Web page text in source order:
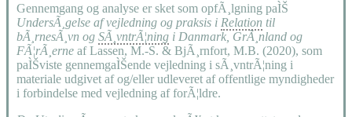
Gennemgang og analyse er sket som opfÃ¸lgning paÌŠ
UndersÃ¸gelse af vejledning og praksis i Relation til
bÃ¸rnesÃ¸vn og SÃ¸vntrÃ¦ning i Danmark, GrÃ¸nland og
FÃ¦rÃ¸erne af Lassen, M.-S. & BjÃ¸rnfort, M.B. (2020), som
paÌŠviste gennemgaÌŠende vejledning i sÃ¸vntrÃ¦ning i
materiale udgivet af og/eller udleveret af offentlige myndigheder
i forbindelse med vejledning af forÃ¦ldre.